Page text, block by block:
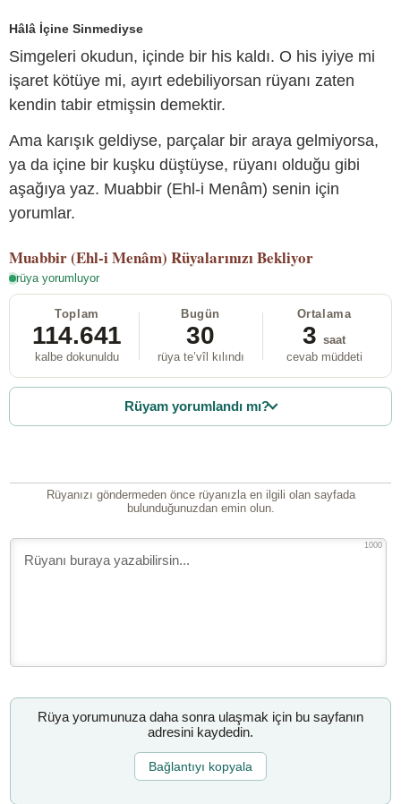
Hâlâ İçine Sinmediyse
Simgeleri okudun, içinde bir his kaldı. O his iyiye mi
işaret kötüye mi, ayırt edebiliyorsan rüyanı zaten
kendin tabir etmişsin demektir.
Ama karışık geldiyse, parçalar bir araya gelmiyorsa,
ya da içine bir kuşku düştüyse, rüyanı olduğu gibi
aşağıya yaz. Muabbir (Ehl-i Menâm) senin için
yorumlar.
Muabbir (Ehl-i Menâm) Rüyalarınızı Bekliyor
rüya yorumluyor
Toplam
114.641
kalbe dokunuldu
Bugün
30
rüya te’vîl kılındı
Ortalama
3 saat
cevab müddeti
Rüyam yorumlandı mı?
Rüyanızı göndermeden önce rüyanızla en ilgili olan sayfada
bulunduğunuzdan emin olun.
1000
Rüya yorumunuza daha sonra ulaşmak için bu sayfanın
adresini kaydedin.
Bağlantıyı kopyala